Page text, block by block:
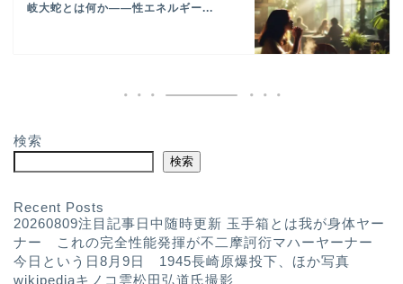
岐大蛇とは何か――性エネルギー...
検索
検索
Recent Posts
20260809注目記事日中随時更新 玉手箱とは我が身体ヤー
ナー これの完全性能発揮が不二摩訶衍マハーヤーナー
今日という日8月9日 1945長崎原爆投下、ほか写真
wikipediaキノコ雲松田弘道氏撮影